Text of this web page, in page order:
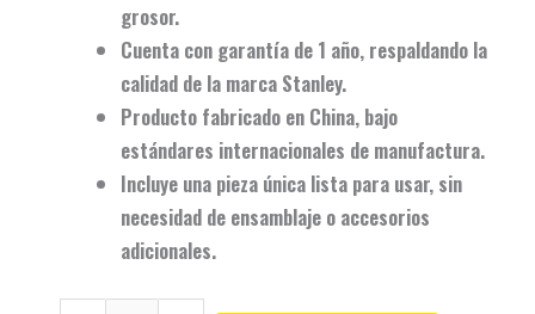
grosor.
Cuenta con garantía de 1 año, respaldando la
calidad de la marca Stanley.
Producto fabricado en China, bajo
estándares internacionales de manufactura.
Incluye una pieza única lista para usar, sin
necesidad de ensamblaje o accesorios
adicionales.